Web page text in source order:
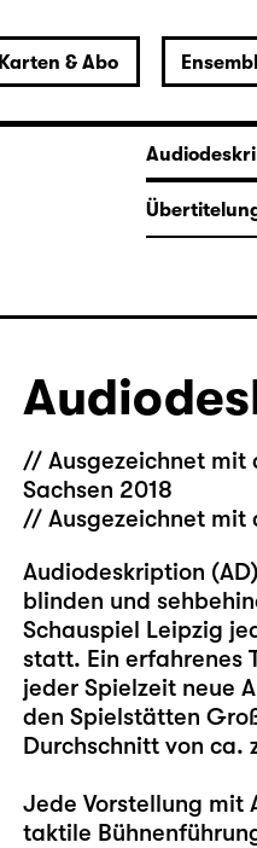
Karten & Abo
// Ausgezeichnet mit
Sachsen 2018
// Ausgezeichnet mit
Audiodeskription
blinden und
Schauspiel Leipzig
statt. Ein erfahrenes
jeder Spielzeit neue
den Spielstätten
Durchschnitt von ca.
Jede Vorstellung mit
taktile